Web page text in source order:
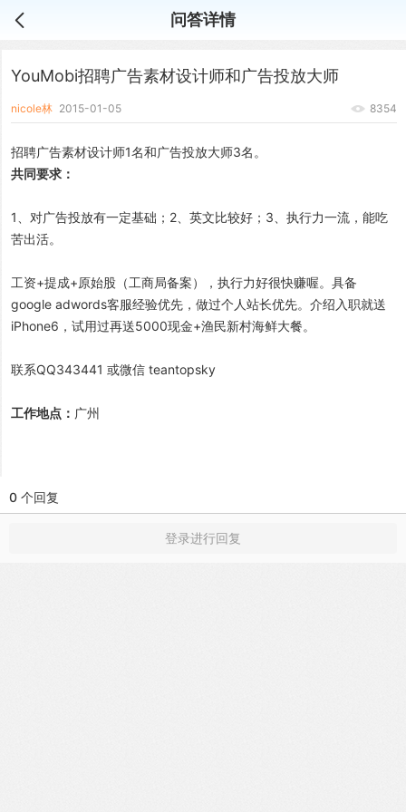
问答详情
YouMobi招聘广告素材设计师和广告投放大师
nicole林 2015-01-05 8354
招聘广告素材设计师1名和广告投放大师3名。
共同要求：
1、对广告投放有一定基础；2、英文比较好；3、执行力一流，能吃
苦出活。
工资+提成+原始股（工商局备案），执行力好很快赚喔。具备
google adwords客服经验优先，做过个人站长优先。介绍入职就送
iPhone6，试用过再送5000现金+渔民新村海鲜大餐。
联系QQ343441 或微信 teantopsky
工作地点： 广州
0 个回复
登录进行回复